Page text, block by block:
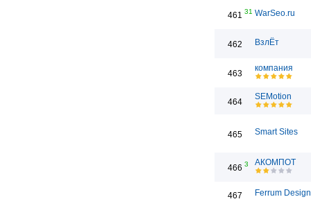
461 31 WarSeo.ru
462 ВзлЁт
463
компания
464
SEMotion
465 Smart Sites
466 3 АКОМПОТ
467 Ferrum Design